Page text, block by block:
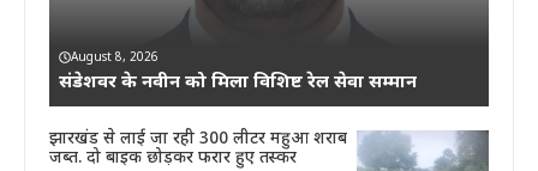
August 8, 2026
संडेशवर के नवीन को मिला विशिष्ट रेल सेवा सम्मान
झारखंड से लाई जा रही 300 लीटर महुआ शराब
जब्त. दो बाइक छोड़कर फरार हुए तस्कर